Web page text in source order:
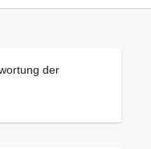
der